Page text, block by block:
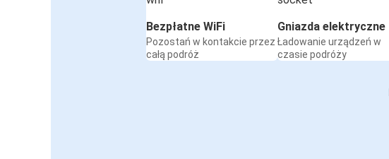
Bezpłatne WiFi
Pozostań w kontakcie przez
całą podróż
Gniazda elektryczne
Ładowanie urządzeń w
czasie podróży